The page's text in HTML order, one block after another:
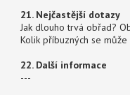
21. Nejčastější dotazy
Jak dlouho trvá obřad?
Kolik příbuzných se
22. Další informace
---